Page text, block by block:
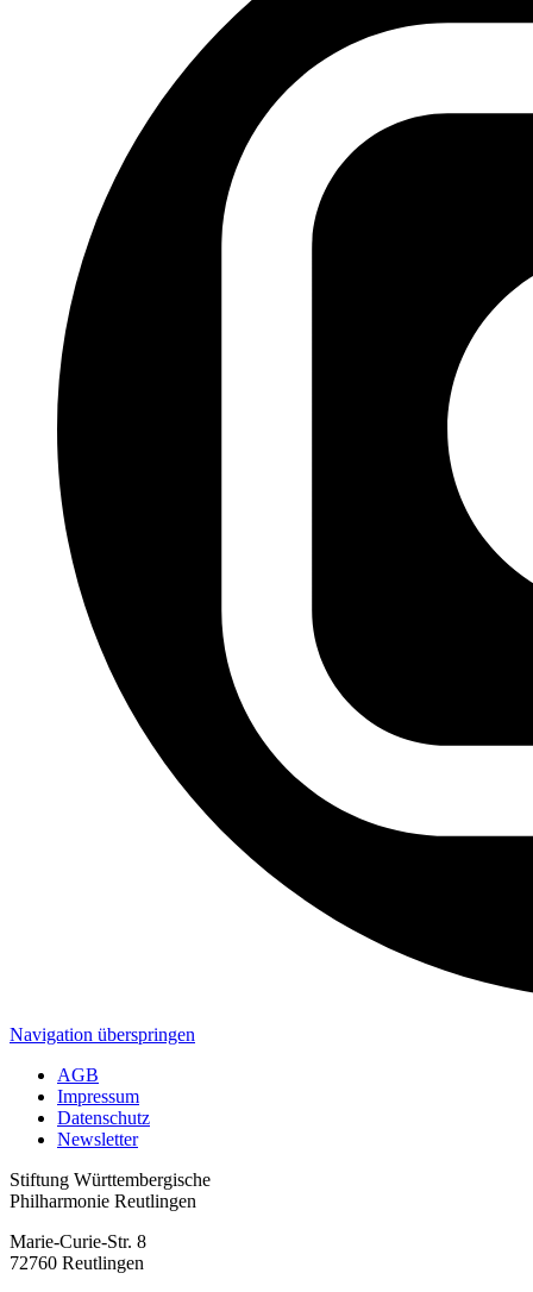
Navigation überspringen
AGB
Impressum
Datenschutz
Newsletter
Stiftung Württembergische
Philharmonie Reutlingen
Marie-Curie-Str. 8
72760 Reutlingen